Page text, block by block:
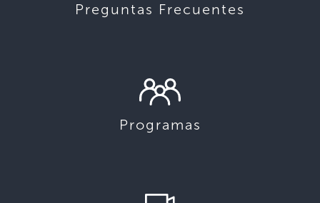
Preguntas Frecuentes
Programas